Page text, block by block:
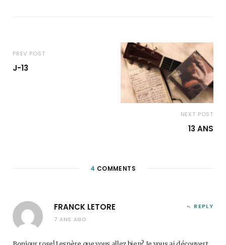
PREV POST
J-13
NEXT POST
13 ANS
4 COMMENTS
FRANCK LETORE
7 ANS AGO
REPLY